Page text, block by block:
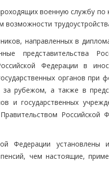
военную службу по
возможности
направленных в
представительства
Федерации в
органов при
рубежом, а также в
и государственных
Федерации установлены
чем настоящие,